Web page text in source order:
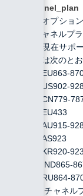
channel_plan
オプショ
ャネルプ
現在サポ
は次のと
EU863-
US902-
CN779-
EU433
AU915-
AS923
KR920-
IND865-
RU864-
チャネル